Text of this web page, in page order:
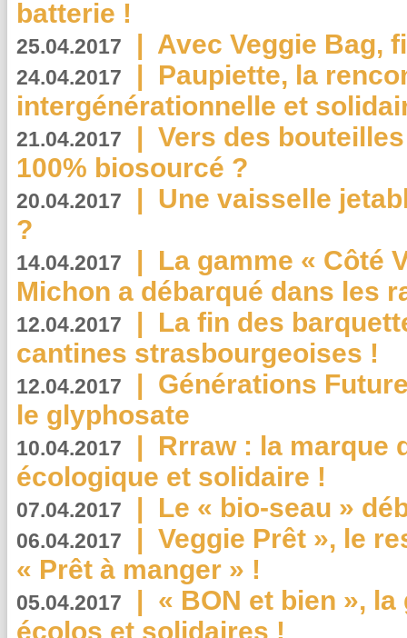
batterie !
25.04.2017 | Avec Veggie Bag,
24.04.2017 | Paupiette, la
intergénérationnelle et
21.04.2017 | Vers des
100% biosourcé ?
20.04.2017 | Une vaisselle
?
14.04.2017 | La gamme « Côté
Michon a débarqué dans les
12.04.2017 | La fin des
cantines strasbourgeoises !
12.04.2017 | Générations
le glyphosate
10.04.2017 | Rrraw : la marque
écologique et solidaire !
07.04.2017 | Le « bio-seau »
06.04.2017 | Veggie Prêt », le
« Prêt à manger » !
05.04.2017 | « BON et bien »,
écolos et solidaires !